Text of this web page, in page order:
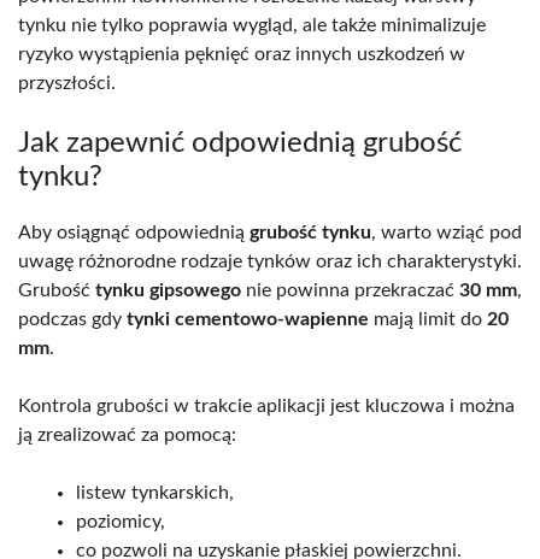
tynku nie tylko poprawia wygląd, ale także minimalizuje
ryzyko wystąpienia pęknięć oraz innych uszkodzeń w
przyszłości.
Jak zapewnić odpowiednią grubość
tynku?
Aby osiągnąć odpowiednią grubość tynku, warto wziąć pod
uwagę różnorodne rodzaje tynków oraz ich charakterystyki.
Grubość tynku gipsowego nie powinna przekraczać 30 mm,
podczas gdy tynki cementowo-wapienne mają limit do 20
mm.
Kontrola grubości w trakcie aplikacji jest kluczowa i można
ją zrealizować za pomocą:
listew tynkarskich,
poziomicy,
co pozwoli na uzyskanie płaskiej powierzchni.